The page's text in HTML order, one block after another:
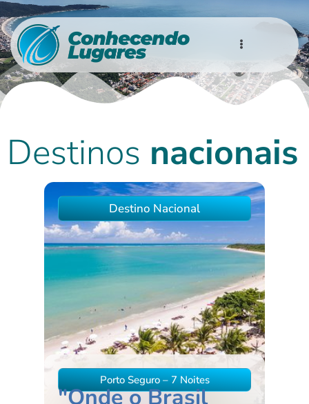
Destinos nacionais
Destino Nacional
Porto Seguro – 7 Noites
"Onde o Brasil